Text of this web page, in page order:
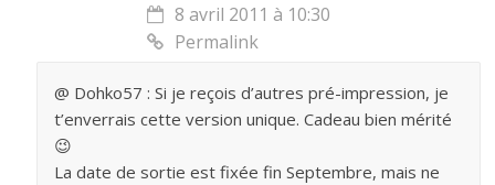
8 avril 2011 à 10:30
Permalink
@ Dohko57 : Si je reçois d’autres pré-impression, je
t’enverrais cette version unique. Cadeau bien mérité
😉
La date de sortie est fixée fin Septembre, mais ne